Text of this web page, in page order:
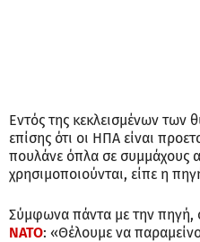
Εντός της κεκλεισμένων
επίσης ότι οι ΗΠΑ είναι
πουλάνε όπλα σε συμμάχους
χρησιμοποιούνται, είπε η
Σύμφωνα πάντα με την πηγή,
ΝΑΤΟ: «Θέλουμε να